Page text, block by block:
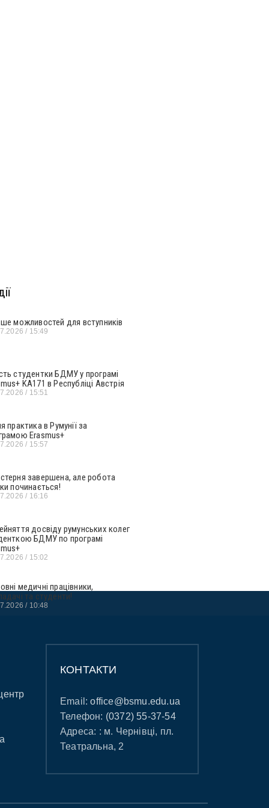
можливостей для вступників
15:49
студентки БДМУ у програмі
KA171 в Республіці Австрія
15:51
практика в Румунії за
Erasmus+
15:57
завершена, але робота
починається!
16:16
досвіду румунських колег
БДМУ по програмі
15:02
медичні працівники,
та студенти!
10:48
КОНТАКТИ
Email:office@bsmu.edu.ua
Телефон: (0372) 55-37-54
Адреса: : м. Чернівці, пл.
Театральна, 2